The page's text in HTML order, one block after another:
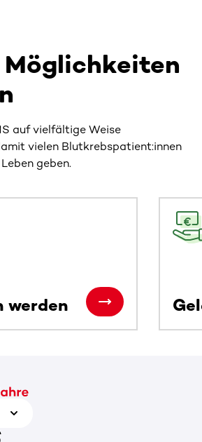
auf vielfältige Weise
vielen Blutkrebspatient:innen
geben.
werden